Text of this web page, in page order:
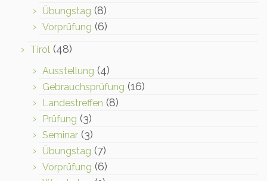
Übungstag (8)
Vorprüfung (6)
Tirol (48)
Ausstellung (4)
Gebrauchsprüfung (16)
Landestreffen (8)
Prüfung (3)
Seminar (3)
Übungstag (7)
Vorprüfung (6)